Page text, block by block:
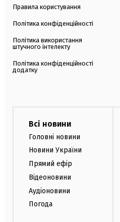
Правила користування
Політика конфіденційності
Політика використання
штучного інтелекту
Політика конфіденційності
додатку
Всі новини
Головні новини
Новини України
Прямий ефір
Відеоновини
Аудіоновини
Погода